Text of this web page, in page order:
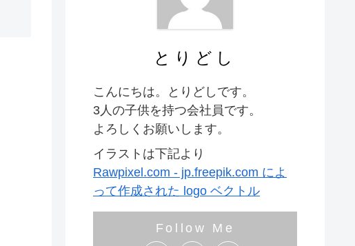
とりどし
こんにちは。とりどしです。
3人の子供を持つ会社員です。
よろしくお願いします。
イラストは下記より
Rawpixel.com - jp.freepik.com によ
って作成された logo ベクトル